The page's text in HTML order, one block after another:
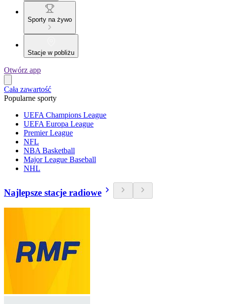
Sporty na żywo
Stacje w pobliżu
Otwórz app
Cała zawartość
Popularne sporty
UEFA Champions League
UEFA Europa League
Premier League
NFL
NBA Basketball
Major League Baseball
NHL
Najlepsze stacje radiowe